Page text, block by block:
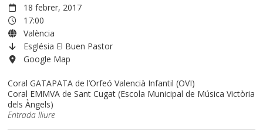
18 febrer, 2017
17:00
València
Església El Buen Pastor
Google Map
Coral GATAPATA de l’Orfeó Valencià Infantil (OVI)
Coral EMMVA de Sant Cugat (Escola Municipal de Música Victòria
dels Àngels)
Entrada lliure